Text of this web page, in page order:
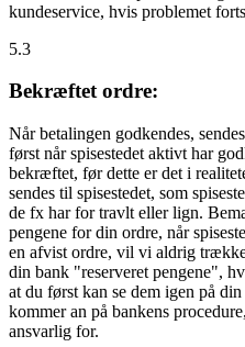
kundeservice, hvis problemet
5.3
Bekræftet ordre:
Når betalingen godkendes,
først når spisestedet aktivt har
bekræftet, før dette er det i
sendes til spisestedet, som
de fx har for travlt eller lign.
pengene for din ordre, når
en afvist ordre, vil vi aldrig
din bank "reserveret pengene",
at du først kan se dem igen på
kommer an på bankens
ansvarlig for.